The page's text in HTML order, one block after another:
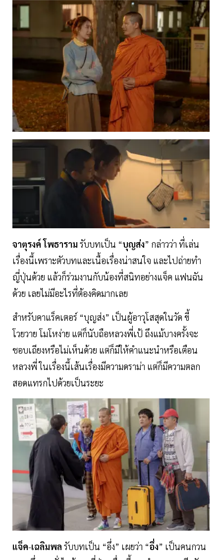
จาตุรงค์ โพธาราม รับบทเป็น “บุญส่ง” กล่าวว่า ที่เล่น
เรื่องนี้เพราะตัวบทและเนื้อเรื่องน่าสนใจ และไปถ่ายทำ
ญี่ปุ่นด้วย แล้วก็ร่วมงานกับน้องที่สนิทอย่างแจ็ค แฟนฉัน
ด้วย เลยไม่มีอะไรที่ต้องคิดมากเลย
สำหรับคาแร็คเตอร์ “บุญส่ง” เป็นผู้อาวุโสสุดในวัด ขี้
โวยวาย โมโหง่าย แต่ก็นับถือหลวงพี่เป้ ถึงแม้บางครั้งจะ
ชอบเถียงหรือไม่เห็นด้วย แต่ก็มีให้คำแนะนำหรือเตือน
หลวงพี่ ในเรื่องนี้เส้นเรื่องมีความดราม่า แต่ก็มีความตลก
สอดแทรกไปด้วยเป็นระยะ
แจ็ค-เฉลิมพล รับบทเป็น “อึ่ง” เผยว่า “อึ่ง” เป็นคนกวน